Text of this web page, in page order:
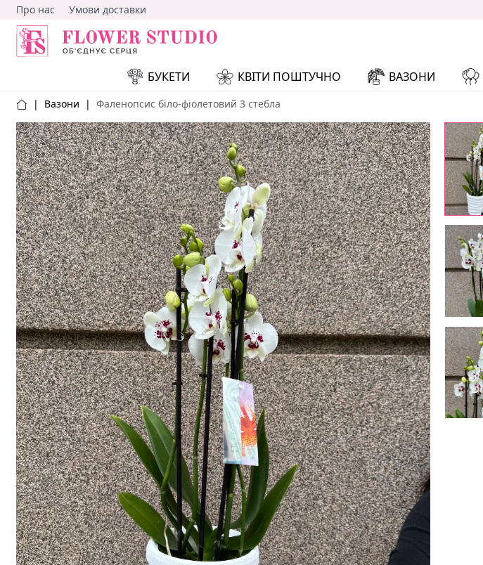
Про нас Умови доставки
БУКЕТИ КВІТИ ПОШТУЧНО ВАЗОНИ
| Вазони | Фаленопсис біло-фіолетовий 3 стебла